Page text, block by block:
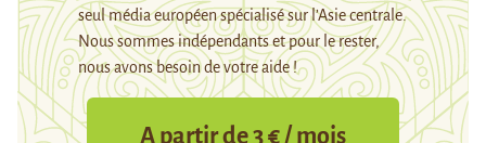
seul média européen spécialisé sur l’Asie centrale.
Nous sommes indépendants et pour le rester,
nous avons besoin de votre aide !
A partir de 3 € / mois